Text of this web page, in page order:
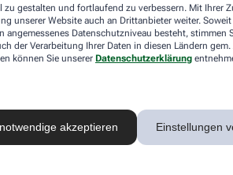
zu gestalten und fortlaufend zu verbessern. Mit Ihrer
unserer Website auch an Drittanbieter weiter. Soweit
angemessenes Datenschutzniveau besteht, stimmen
der Verarbeitung Ihrer Daten in diesen Ländern
können Sie unserer Datenschutzerklärung
akzeptieren Einstellungen
1450, die die natürliche
CPS prime Starter Set– ein
vollständige und umfassende
und Zahnfleisch – unerbittlich
der
Zahnfleisch und- schmelz. Der
ein präzises, wirkungsvolles